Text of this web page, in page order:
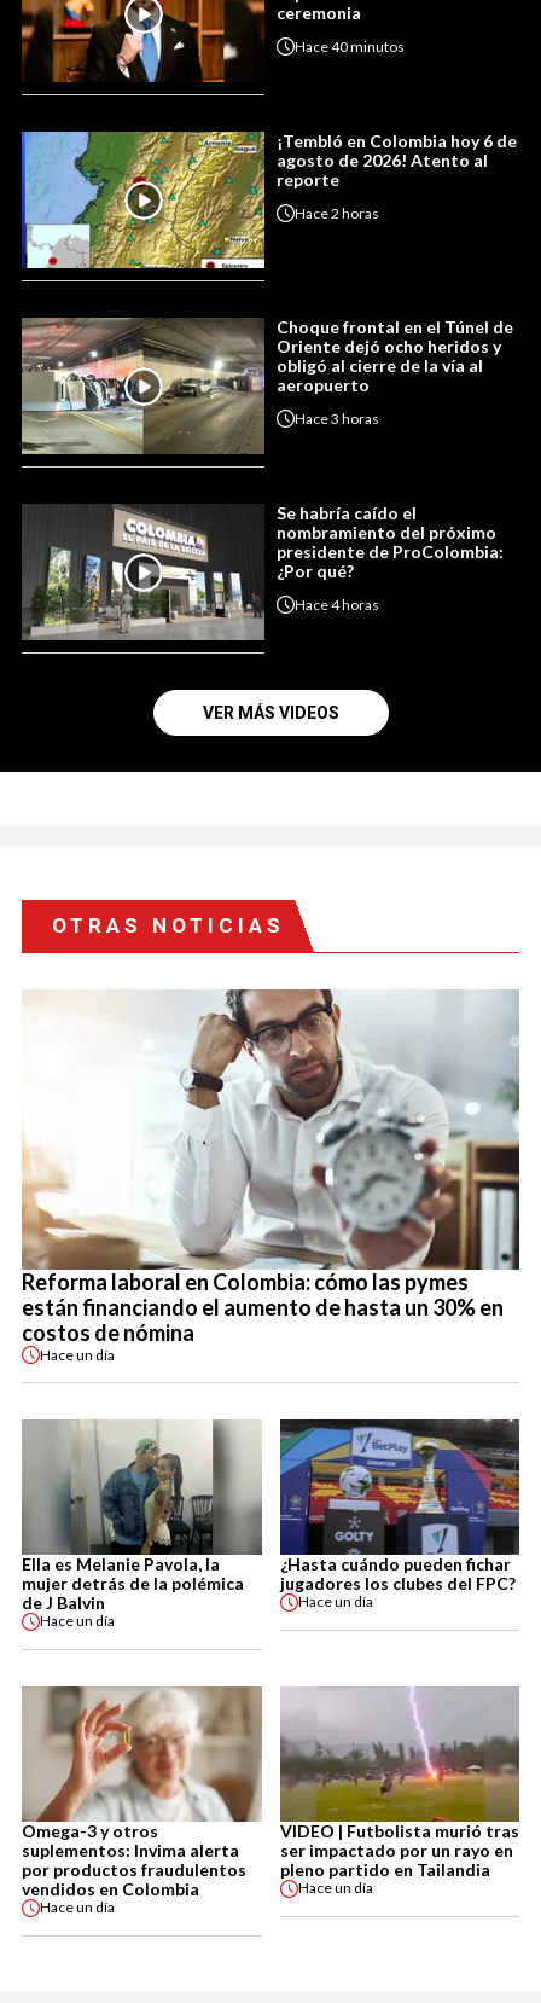
ceremonia
Hace40 minutos
¡Tembló en Colombia hoy 6 de
agosto de 2026! Atento al
reporte
Hace2 horas
Choque frontal en el Túnel de
Oriente dejó ocho heridos y
obligó al cierre de la vía al
aeropuerto
Hace3 horas
Se habría caído el
nombramiento del próximo
presidente de ProColombia:
¿Por qué?
Hace4 horas
VER MÁS VIDEOS
OTRAS NOTICIAS
Reforma laboral en Colombia: cómo las pymes
están financiando el aumento de hasta un 30% en
costos de nómina
Haceun día
Ella es Melanie Pavola, la
mujer detrás de la polémica
de J Balvin
Haceun día
¿Hasta cuándo pueden fichar
jugadores los clubes del FPC?
Haceun día
Omega-3 y otros
suplementos: Invima alerta
por productos fraudulentos
vendidos en Colombia
Haceun día
VIDEO | Futbolista murió tras
ser impactado por un rayo en
pleno partido en Tailandia
Haceun día